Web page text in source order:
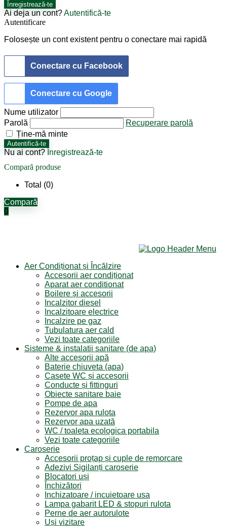
Înregistrează-te
Ai deja un cont?Autentifică-te
Autentificare
Folosește un cont existent pentru o conectare mai rapidă
Conectare cu Facebook
Conectare cu Google
Nume utilizator
Parolă
Recuperare parolă
Ține-mă minte
Autentifică-te
Nu ai cont? Înregistrează-te
Compară produse
Total (0)
Compară
0
Aer Condiționat și Încălzire
Accesorii aer condiționat
Aparat aer conditionat
Boilere și accesorii
Incalzitor diesel
Incalzitoare electrice
Incalzire pe gaz
Tubulatura aer cald
Vezi toate categoriile
Sisteme & instalatii sanitare (de apa)
Alte accesorii apă
Baterie chiuveta (apa)
Casete WC și accesorii
Conducte și fittinguri
Obiecte sanitare baie
Pompe de apa
Rezervor apa rulota
Rezervor apa uzată
WC / toaleta ecologica portabila
Vezi toate categoriile
Caroserie
Accesorii proțap și cuple de remorcare
Adezivi Sigilanți caroserie
Blocatori uși
Închizători
Inchizatoare / incuietoare usa
Lampa gabarit LED & stopuri rulota
Perne de aer autorulote
Uși vizitare